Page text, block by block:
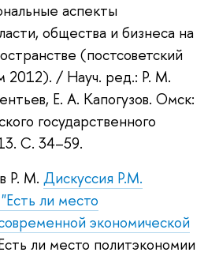
аспекты
общества и бизнеса на
(постсоветский
2012). / Науч. ред.: Р. М.
, Е. А. Капогузов. Омск:
государственного
С. 34–59.
Р. М. Дискуссия Р.М.
ли место
экономической
ли место политэкономии